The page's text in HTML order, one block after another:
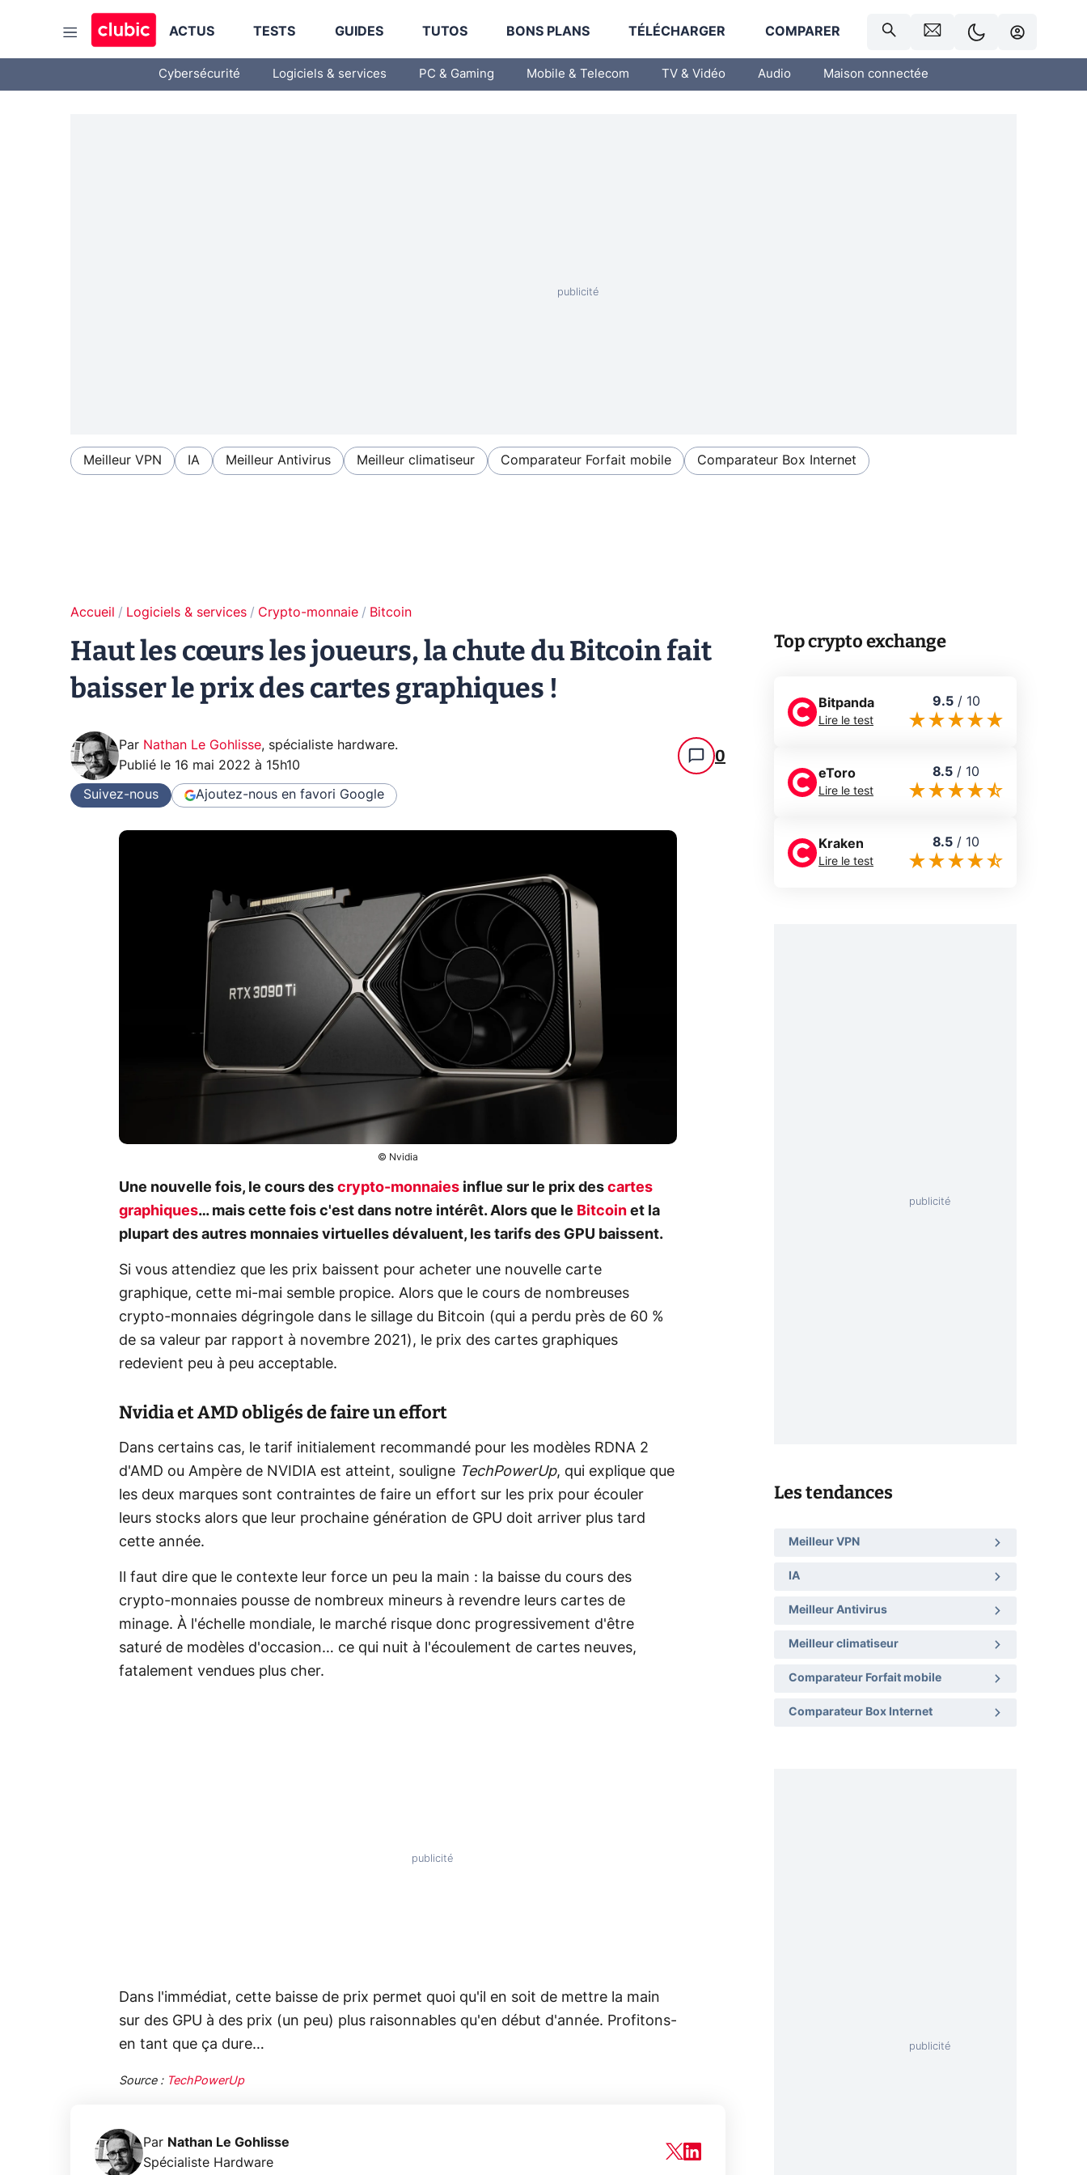
ACTUS TESTS GUIDES TUTOS BONS PLANS TÉLÉCHARGER COMPARER
Cybersécurité Logiciels & services PC & Gaming Mobile & Telecom TV & Vidéo Audio Maison connectée
Meilleur VPN IA Meilleur Antivirus Meilleur climatiseur Comparateur Forfait mobile Comparateur Box Internet
Accueil Logiciels & services Crypto-monnaie Bitcoin
Haut les cœurs les joueurs, la chute du Bitcoin fait
baisser le prix des cartes graphiques !
Par Nathan Le Gohlisse, spécialiste hardware.
Publié le 16 mai 2022 à 15h10 0
Suivez-nous Ajoutez-nous en favori Google
© Nvidia
Une nouvelle fois, le cours des crypto-monnaies influe sur le prix des cartes
graphiques… mais cette fois c'est dans notre intérêt. Alors que le Bitcoin et la
plupart des autres monnaies virtuelles dévaluent, les tarifs des GPU baissent.
Si vous attendiez que les prix baissent pour acheter une nouvelle carte
graphique, cette mi-mai semble propice. Alors que le cours de nombreuses
crypto-monnaies dégringole dans le sillage du Bitcoin (qui a perdu près de 60 %
de sa valeur par rapport à novembre 2021), le prix des cartes graphiques
redevient peu à peu acceptable.
Nvidia et AMD obligés de faire un effort
Dans certains cas, le tarif initialement recommandé pour les modèles RDNA 2
d'AMD ou Ampère de NVIDIA est atteint, souligne TechPowerUp, qui explique que
les deux marques sont contraintes de faire un effort sur les prix pour écouler
leurs stocks alors que leur prochaine génération de GPU doit arriver plus tard
cette année.
Il faut dire que le contexte leur force un peu la main : la baisse du cours des
crypto-monnaies pousse de nombreux mineurs à revendre leurs cartes de
minage. À l'échelle mondiale, le marché risque donc progressivement d'être
saturé de modèles d'occasion… ce qui nuit à l'écoulement de cartes neuves,
fatalement vendues plus cher.
Dans l'immédiat, cette baisse de prix permet quoi qu'il en soit de mettre la main
sur des GPU à des prix (un peu) plus raisonnables qu'en début d'année. Profitons-
en tant que ça dure…
Source : TechPowerUp
Par Nathan Le Gohlisse
Spécialiste Hardware
Top crypto exchange
Bitpanda
Lire le test
9.5/ 10
eToro
Lire le test
8.5 / 10
Kraken
Lire le test
8.5 / 10
Les tendances
Meilleur VPN
IA
Meilleur Antivirus
Meilleur climatiseur
Comparateur Forfait mobile
Comparateur Box Internet